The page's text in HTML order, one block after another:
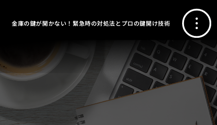
金庫の鍵が開かない！緊急時の対処法とプロの鍵開け技術